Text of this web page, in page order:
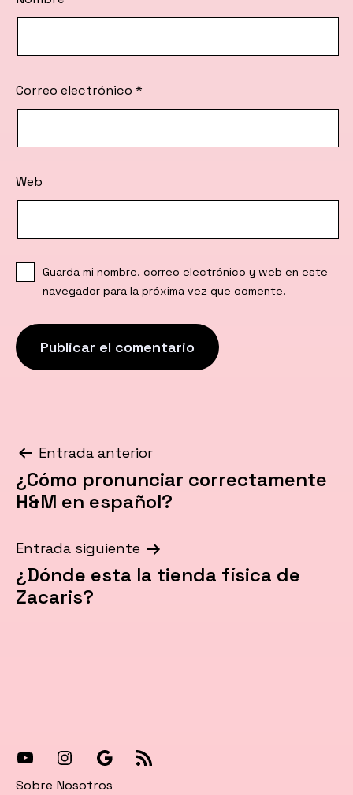
Correo electrónico *
Web
Guarda mi nombre, correo electrónico y web en este
navegador para la próxima vez que comente.
Navegación
de
Entrada anterior
¿Cómo pronunciar correctamente
H&M en español?
Entrada siguiente
¿Dónde esta la tienda física de
Zacaris?
[27-
icon
[27-
icon
Síguenos
Sobre Nosotros